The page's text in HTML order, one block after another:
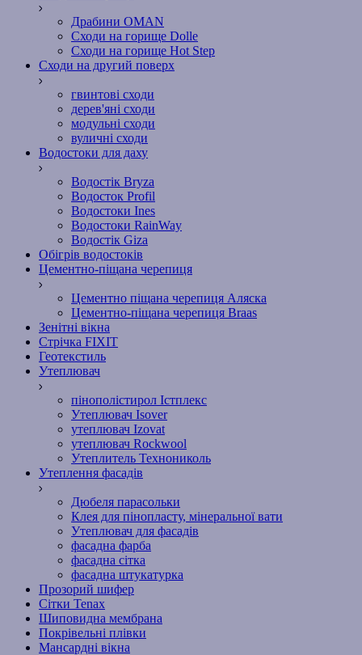
Драбини OMAN
Сходи на горище Dolle
Сходи на горище Hot Step
Сходи на другий поверх
гвинтові сходи
дерев'яні сходи
модульні сходи
вуличні сходи
Водостоки для даху
Водостік Bryza
Водосток Profil
Водостоки Ines
Водостоки RainWay
Водостік Giza
Обігрів водостоків
Цементно-піщана черепиця
Цементно піщана черепиця Аляска
Цементно-піщана черепиця Braas
Зенітні вікна
Стрічка FIXIT
Геотекстиль
Утеплювач
пінополістирол Істплекс
Утеплювач Isover
утеплювач Izovat
утеплювач Rockwool
Утеплитель Технониколь
Утеплення фасадів
Дюбеля парасольки
Клея для пінопласту, мінеральної вати
Утеплювач для фасадів
фасадна фарба
фасадна сітка
фасадна штукатурка
Прозорий шифер
Сітки Tenax
Шиповидна мембрана
Покрівельні плівки
Мансардні вікна